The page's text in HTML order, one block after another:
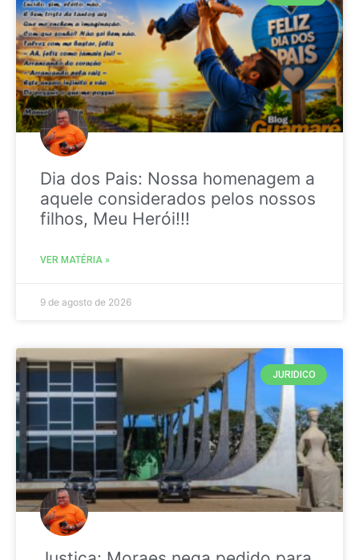
Dia dos Pais: Nossa homenagem a
aquele considerados pelos nossos
filhos, Meu Herói!!!
VER MATÉRIA »
9 de agosto de 2026
JURIDICO